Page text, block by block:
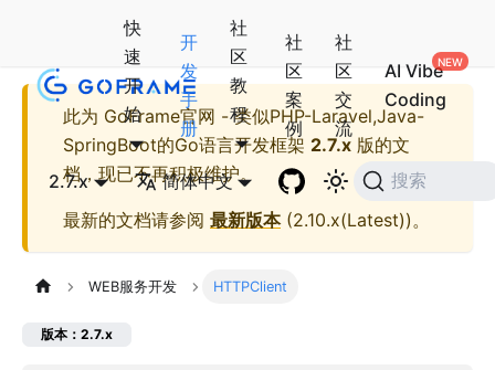
快
速
开
始
开
发
手
册
社
区
教
程
社
区
案
例
社
区
交
流
AI Vibe
Coding
2.7.x 简体中文 搜索
此为 GoFrame官网 - 类似PHP-Laravel,Java-
SpringBoot的Go语言开发框架 2.7.x 版的文
档，现已不再积极维护。
最新的文档请参阅 最新版本(2.10.x(Latest))。
WEB服务开发 HTTPClient
版本：2.7.x